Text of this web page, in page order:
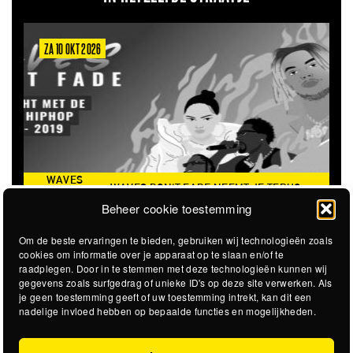
Beheer cookie toestemming
Om de beste ervaringen te bieden, gebruiken wij technologieën zoals
cookies om informatie over je apparaat op te slaan en/of te
raadplegen. Door in te stemmen met deze technologieën kunnen wij
gegevens zoals surfgedrag of unieke ID's op deze site verwerken. Als
je geen toestemming geeft of uw toestemming intrekt, kan dit een
nadelige invloed hebben op bepaalde functies en mogelijkheden.
DON'T FADE NEEMT JE TERUG
ICONISCHE ZOMER VAN 2016
ZA 6 MRT 2027
THE CLOVERHEARTS (AUS)